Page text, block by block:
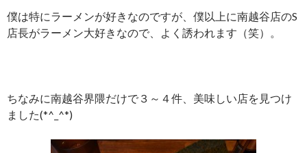
僕は特にラーメンが好きなのですが、僕以上に南越谷店のS
店長がラーメン大好きなので、よく誘われます（笑）。
ちなみに南越谷界隈だけで３～４件、美味しい店を見つけ
ました(*^_^*)